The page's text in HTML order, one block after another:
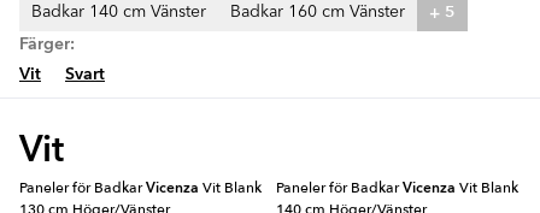
Badkar 140 cm Vänster Badkar 160 cm Vänster
+ 5
Färger:
Vit
Svart
Vit
Paneler för BadkarVicenza Vit Blank
Paneler för BadkarVicenza Vit Blank